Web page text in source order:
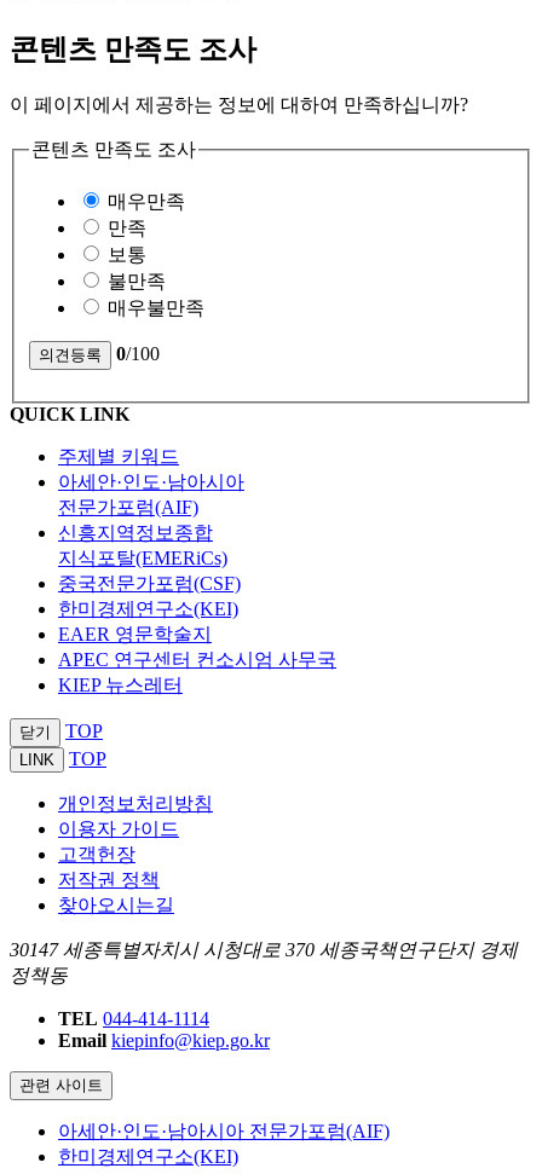
콘텐츠 만족도 조사
이 페이지에서 제공하는 정보에 대하여 만족하십니까?
콘텐츠 만족도 조사
매우만족
만족
보통
불만족
매우불만족
0/100
QUICK LINK
주제별 키워드
아세안·인도·남아시아
전문가포럼(AIF)
신흥지역정보종합
지식포탈(EMERiCs)
중국전문가포럼(CSF)
한미경제연구소(KEI)
EAER 영문학술지
APEC 연구센터 컨소시엄 사무국
KIEP 뉴스레터
닫기 TOP
LINK TOP
개인정보처리방침
이용자 가이드
고객헌장
저작권 정책
찾아오시는길
30147 세종특별자치시 시청대로 370 세종국책연구단지 경제
정책동
TEL 044-414-1114
Email kiepinfo@kiep.go.kr
관련 사이트
아세안·인도·남아시아 전문가포럼(AIF)
한미경제연구소(KEI)